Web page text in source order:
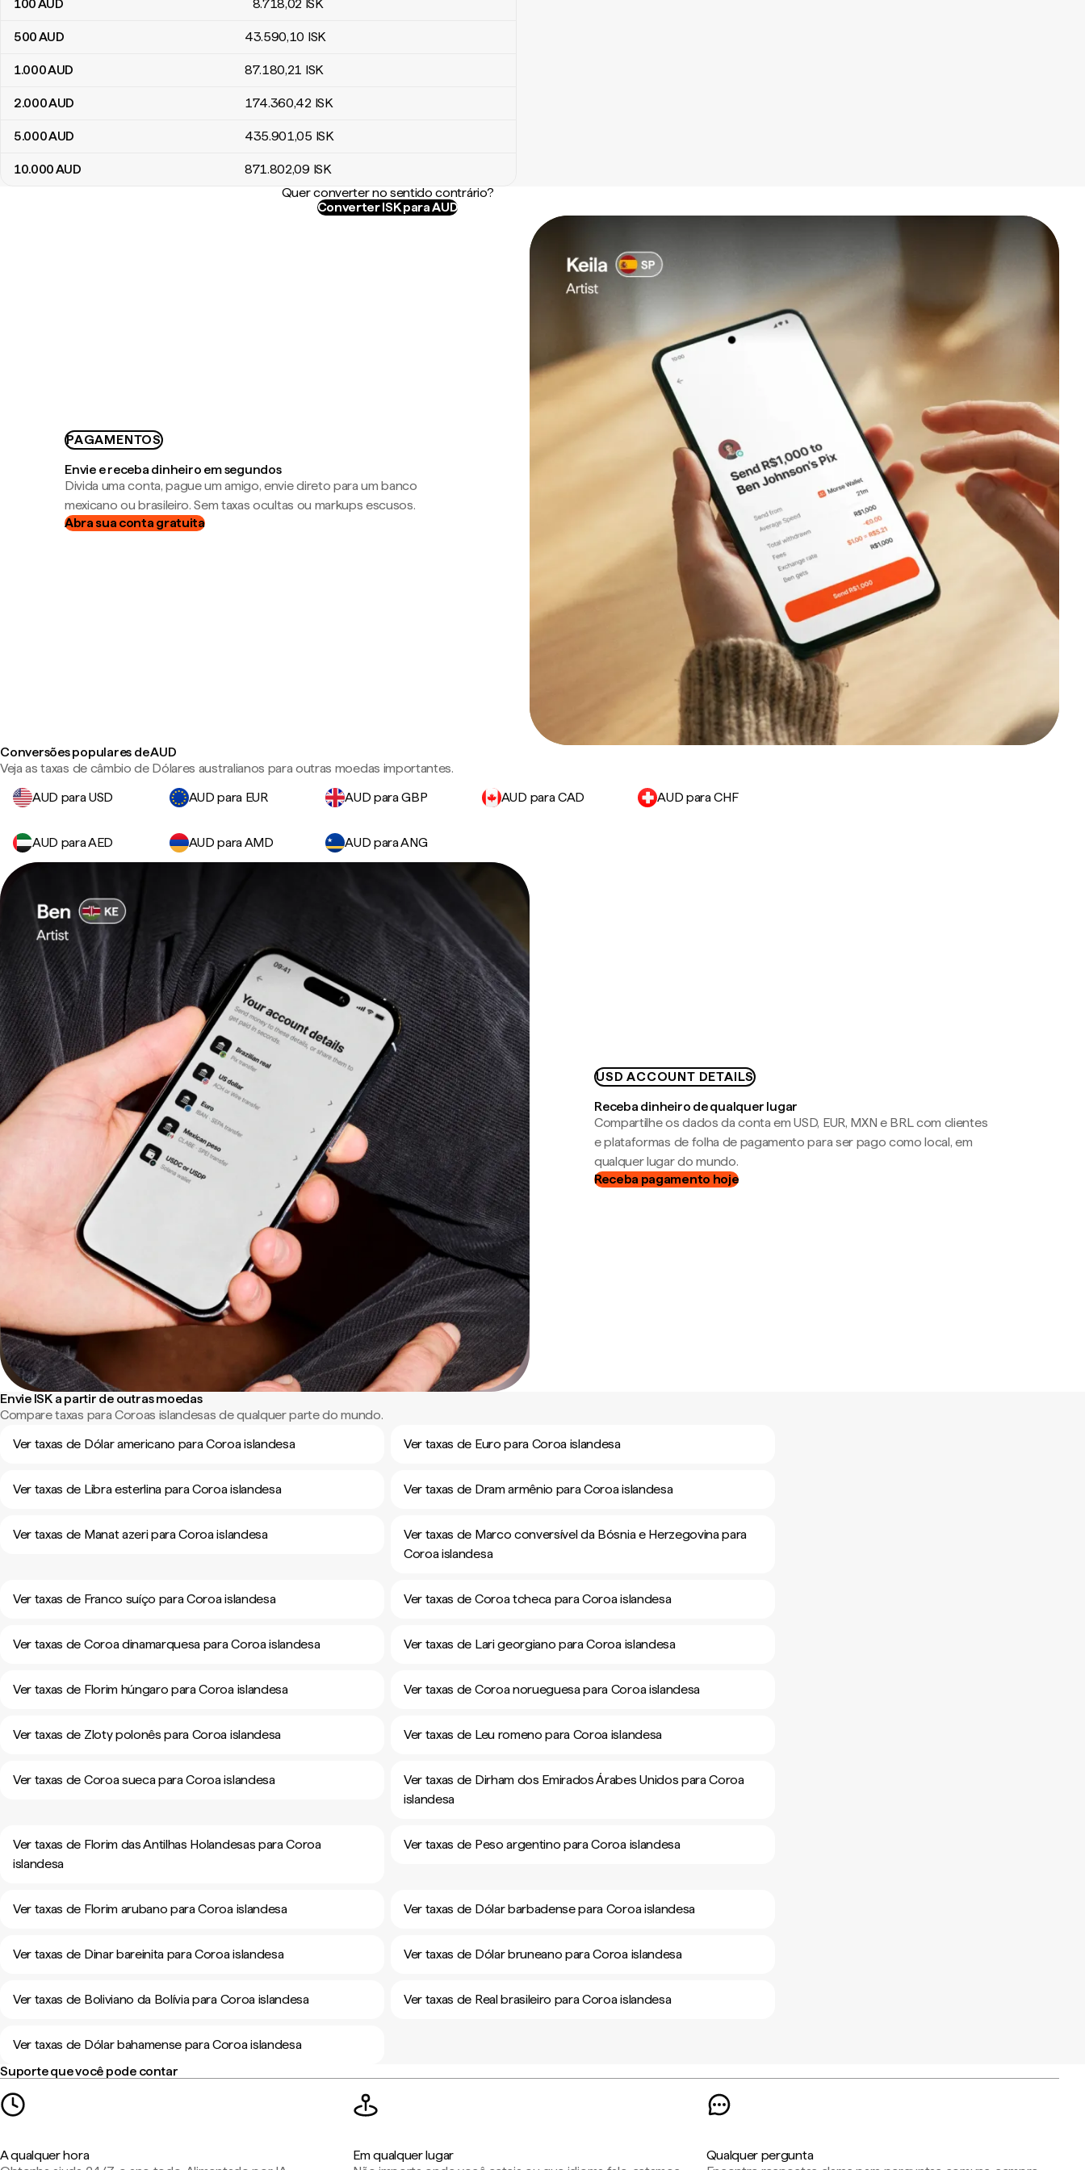
100AUD 8.718,02 ISK
500AUD 43.590,10 ISK
1.000AUD 87.180,21 ISK
2.000AUD 174.360,42 ISK
5.000AUD 435.901,05 ISK
10.000AUD 871.802,09 ISK
Quer converter no sentido contrário?
Converter ISK para AUD
PAGAMENTOS
Envie e receba dinheiro em segundos
Divida uma conta, pague um amigo, envie direto para um banco
mexicano ou brasileiro. Sem taxas ocultas ou markups escusos.
Abra sua conta gratuita
Conversões populares de AUD
Veja as taxas de câmbio de Dólares australianos para outras moedas importantes.
AUD para USD
AUD para EUR AUD para GBP AUD para CAD AUD para CHF
AUD para AED AUD para AMD AUD para ANG
USD ACCOUNT DETAILS
Receba dinheiro de qualquer lugar
Compartilhe os dados da conta em USD, EUR, MXN e BRL com clientes
e plataformas de folha de pagamento para ser pago como local, em
qualquer lugar do mundo.
Receba pagamento hoje
Envie ISK a partir de outras moedas
Compare taxas para Coroas islandesas de qualquer parte do mundo.
Ver taxas de Dólar americano para Coroa islandesa
Ver taxas de Euro para Coroa islandesa
Ver taxas de Libra esterlina para Coroa islandesa Ver taxas de Dram armênio para Coroa islandesa
Ver taxas de Manat azeri para Coroa islandesa
Ver taxas de Marco conversível da Bósnia e Herzegovina para
Coroa islandesa
Ver taxas de Franco suíço para Coroa islandesa Ver taxas de Coroa tcheca para Coroa islandesa
Ver taxas de Coroa dinamarquesa para Coroa islandesa Ver taxas de Lari georgiano para Coroa islandesa
Ver taxas de Florim húngaro para Coroa islandesa Ver taxas de Coroa norueguesa para Coroa islandesa
Ver taxas de Zloty polonês para Coroa islandesa Ver taxas de Leu romeno para Coroa islandesa
Ver taxas de Coroa sueca para Coroa islandesa
Ver taxas de Dirham dos Emirados Árabes Unidos para Coroa
islandesa
Ver taxas de Florim das Antilhas Holandesas para Coroa
islandesa
Ver taxas de Peso argentino para Coroa islandesa
Ver taxas de Florim arubano para Coroa islandesa Ver taxas de Dólar barbadense para Coroa islandesa
Ver taxas de Dinar bareinita para Coroa islandesa Ver taxas de Dólar bruneano para Coroa islandesa
Ver taxas de Boliviano da Bolívia para Coroa islandesa Ver taxas de Real brasileiro para Coroa islandesa
Ver taxas de Dólar bahamense para Coroa islandesa
Suporte que você pode contar
A qualquer hora
Em qualquer lugar
Qualquer pergunta